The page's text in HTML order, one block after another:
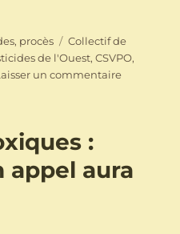
, procès Étiquettes
Collectif de
de l'Ouest,CSVPO,
un commentairesur
agriculteur
:
appel aura